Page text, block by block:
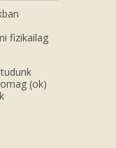
fizikailag
(ok)